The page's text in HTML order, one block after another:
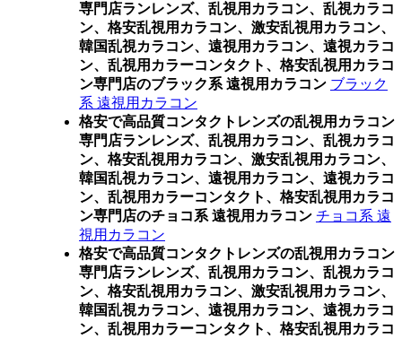
専門店ランレンズ、乱視用カラコン、乱視カラコ
ン、格安乱視用カラコン、激安乱視用カラコン、
韓国乱視カラコン、遠視用カラコン、遠視カラコ
ン、乱視用カラーコンタクト、格安乱視用カラコ
ン専門店のブラック系 遠視用カラコン ブラック
系 遠視用カラコン
格安で高品質コンタクトレンズの乱視用カラコン
専門店ランレンズ、乱視用カラコン、乱視カラコ
ン、格安乱視用カラコン、激安乱視用カラコン、
韓国乱視カラコン、遠視用カラコン、遠視カラコ
ン、乱視用カラーコンタクト、格安乱視用カラコ
ン専門店のチョコ系 遠視用カラコン チョコ系 遠
視用カラコン
格安で高品質コンタクトレンズの乱視用カラコン
専門店ランレンズ、乱視用カラコン、乱視カラコ
ン、格安乱視用カラコン、激安乱視用カラコン、
韓国乱視カラコン、遠視用カラコン、遠視カラコ
ン、乱視用カラーコンタクト、格安乱視用カラコ